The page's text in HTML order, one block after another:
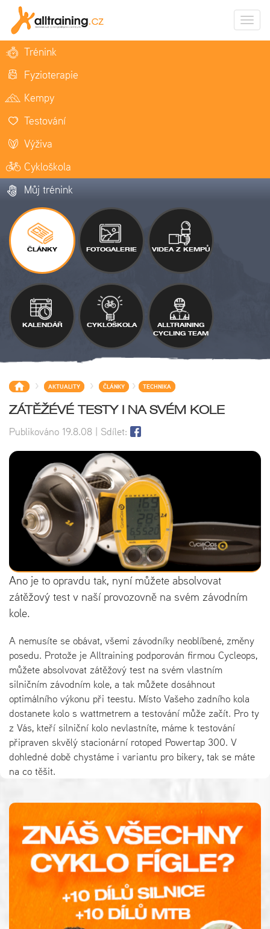
Trénink
Fyzioterapie
Kempy
Testování
Výživa
Cykloškola
Můj trénink
ČLÁNKY FOTOGALERIE VIDEA Z KEMPŮ
KALENDÁŘ CYKLOŠKOLA
ALLTRAINING
CYCLING TEAM
> AKTUALITY > ČLÁNKY > TECHNIKA
ZÁTĚŽÉVÉ TESTY I NA SVÉM KOLE
Publikováno 19.8.08 | Sdílet:
Ano je to opravdu tak, nyní můžete absolvovat
zátěžový test v naší provozovně na svém závodním
kole.
A nemusíte se obávat, všemi závodníky neoblíbené, změny
posedu. Protože je Alltraining podporován firmou Cycleops,
můžete absolvovat zátěžový test na svém vlastním
silničním závodním kole, a tak můžete dosáhnout
optimálního výkonu při teestu. Místo Vašeho zadního kola
dostanete kolo s wattmetrem a testování může začít. Pro ty
z Vás, kteří silniční kolo nevlastníte, máme k testování
připraven skvělý stacionární rotoped Powertap 300. V
dohledné době chystáme i variantu pro bikery, tak se máte
na co těšit.